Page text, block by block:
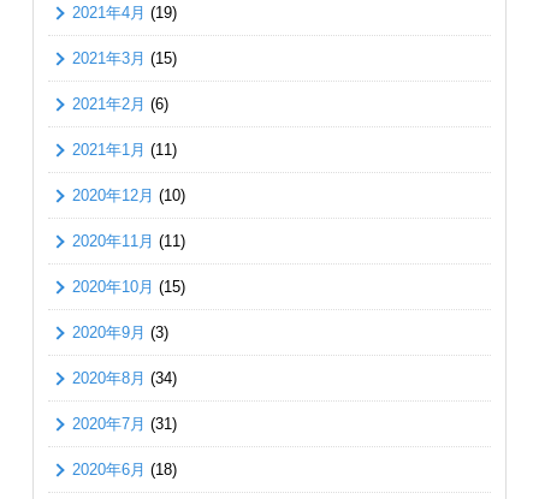
2021年4月 (19)
2021年3月 (15)
2021年2月 (6)
2021年1月 (11)
2020年12月 (10)
2020年11月 (11)
2020年10月 (15)
2020年9月 (3)
2020年8月 (34)
2020年7月 (31)
2020年6月 (18)